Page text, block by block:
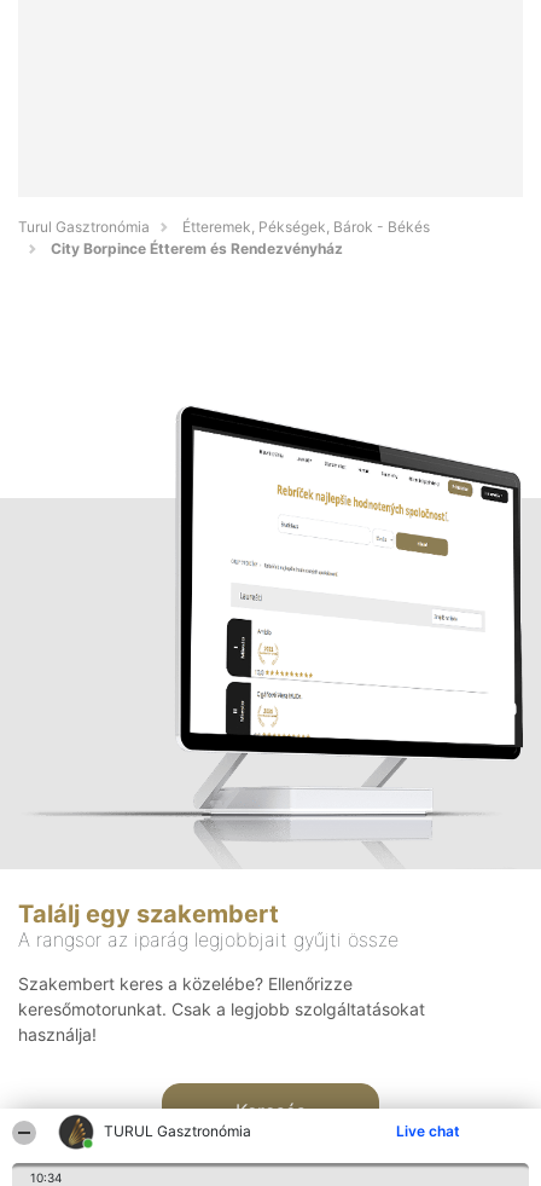
TURUL Gasztronómia Live chat
10:34
Turul Gasztronómia
Étteremek, Pékségek, Bárok - Békés
City Borpince Étterem és Rendezvényház
Találj egy szakembert
A rangsor az iparág legjobbjait gyűjti össze
Szakembert keres a közelébe? Ellenőrizze
keresőmotorunkat. Csak a legjobb szolgáltatásokat
használja!
Keresés